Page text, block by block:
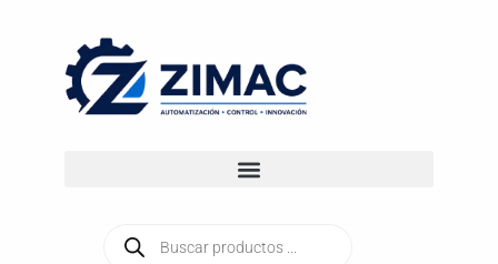
contenido
productos